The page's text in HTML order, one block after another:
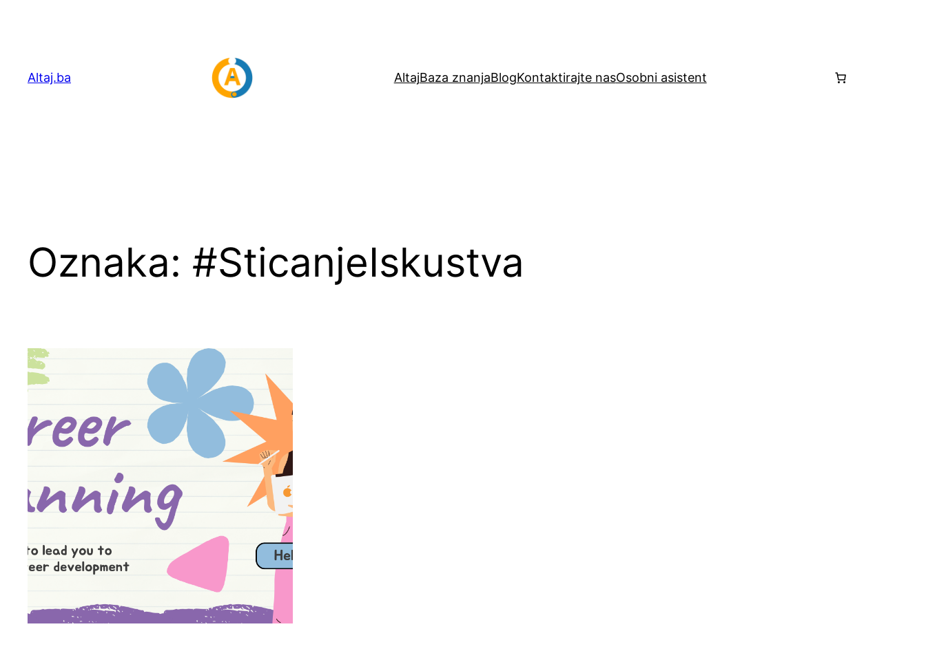
Altaj.ba
AltajBaza znanjaBlogKontaktirajte nasOsobni asistent
Oznaka: #SticanjeIskustva